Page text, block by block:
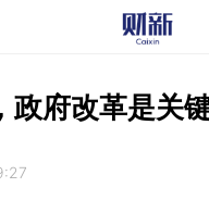
政府改革是